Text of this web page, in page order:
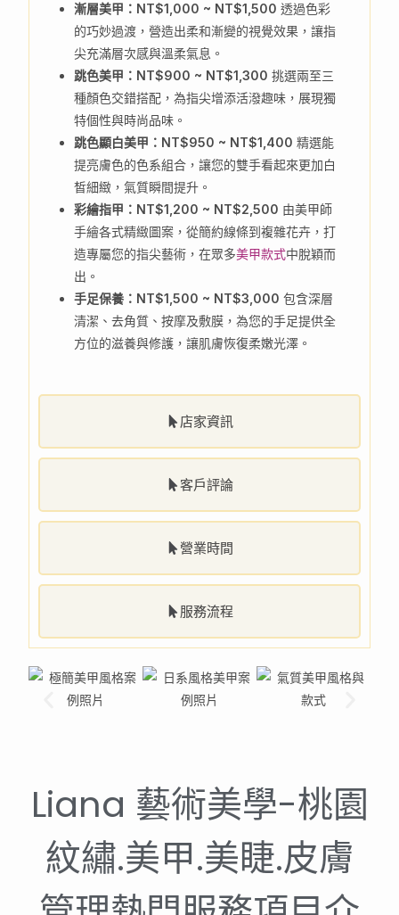
店家資訊
客戶評論
營業時間
服務流程
漸層美甲：NT$1,000 ~ NT$1,500 透過色彩
的巧妙過渡，營造出柔和漸變的視覺效果，讓指
尖充滿層次感與溫柔氣息。
跳色美甲：NT$900 ~ NT$1,300 挑選兩至三
種顏色交錯搭配，為指尖增添活潑趣味，展現獨
特個性與時尚品味。
跳色顯白美甲：NT$950 ~ NT$1,400 精選能
提亮膚色的色系組合，讓您的雙手看起來更加白
皙細緻，氣質瞬間提升。
彩繪指甲：NT$1,200 ~ NT$2,500 由美甲師
手繪各式精緻圖案，從簡約線條到複雜花卉，打
造專屬您的指尖藝術，在眾多美甲款式中脫穎而
出。
手足保養：NT$1,500 ~ NT$3,000 包含深層
清潔、去角質、按摩及敷膜，為您的手足提供全
方位的滋養與修護，讓肌膚恢復柔嫩光澤。
Liana 藝術美學-桃園
紋繡.美甲.美睫.皮膚